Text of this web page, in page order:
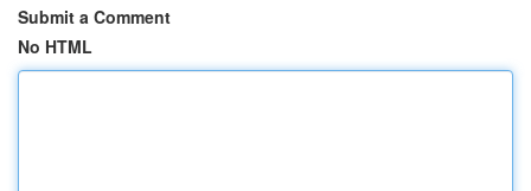
Submit a Comment
No HTML